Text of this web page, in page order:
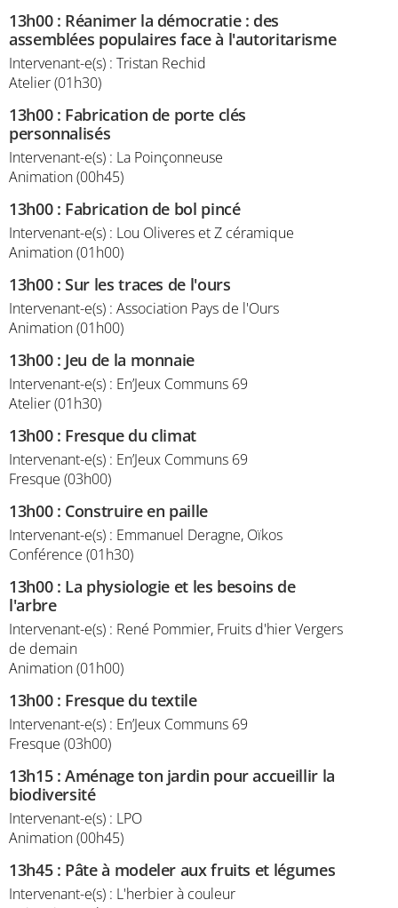
13h00: Réanimer la démocratie : des
assemblées populaires face à l'autoritarisme
Intervenant-e(s) : Tristan Rechid
Atelier (01h30)
13h00: Fabrication de porte clés
personnalisés
Intervenant-e(s) : La Poinçonneuse
Animation (00h45)
13h00: Fabrication de bol pincé
Intervenant-e(s) : Lou Oliveres et Z céramique
Animation (01h00)
13h00:Sur les traces de l'ours
Intervenant-e(s) : Association Pays de l'Ours
Animation (01h00)
13h00: Jeu de la monnaie
Intervenant-e(s) : En’Jeux Communs 69
Atelier (01h30)
13h00: Fresque du climat
Intervenant-e(s) : En’Jeux Communs 69
Fresque (03h00)
13h00: Construire en paille
Intervenant-e(s) : Emmanuel Deragne, Oïkos
Conférence (01h30)
13h00: La physiologie et les besoins de
l'arbre
Intervenant-e(s) : René Pommier, Fruits d'hier Vergers
de demain
Animation (01h00)
13h00: Fresque du textile
Intervenant-e(s) : En’Jeux Communs 69
Fresque (03h00)
13h15:Aménage ton jardin pour accueillir la
biodiversité
Intervenant-e(s) : LPO
Animation (00h45)
13h45: Pâte à modeler aux fruits et légumes
Intervenant-e(s) : L'herbier à couleur